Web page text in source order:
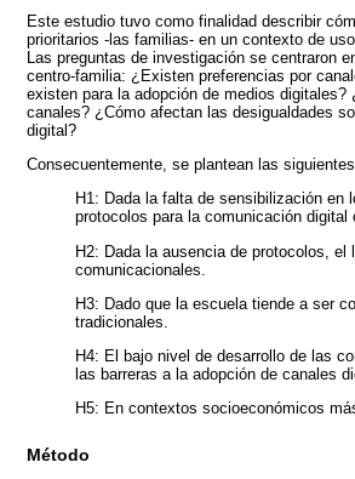
Este estudio tuvo como finalidad describir
prioritarios -las familias- en un contexto de
Las preguntas de investigación se centraron
centro-familia: ¿Existen preferencias por
existen para la adopción de medios
canales? ¿Cómo afectan las desigualdades
digital?
Consecuentemente, se plantean las
H1: Dada la falta de sensibilización en
protocolos para la comunicación digital
H2: Dada la ausencia de protocolos,
comunicacionales.
H3: Dado que la escuela tiende a ser
tradicionales.
H4: El bajo nivel de desarrollo de las
las barreras a la adopción de canales
H5: En contextos socioeconómicos
Método